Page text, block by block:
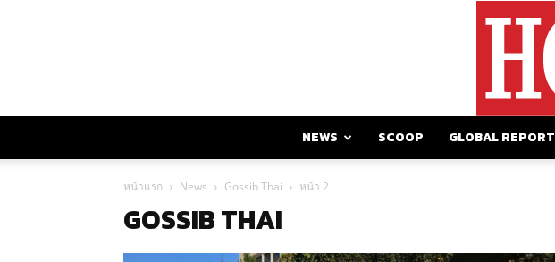
NEWS SCOOP GLOBAL REPORT
หน้าแรก News Gossib Thai หน้า 2
GOSSIB THAI